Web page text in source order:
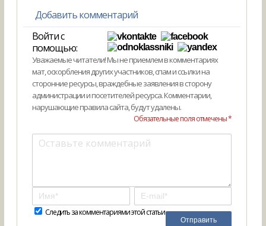
Добавить комментарий
Войти с
помощью:
Уважаемые читатели! Мы не приемлем в комментариях
мат, оскорбления других участников, спам и ссылки на
сторонние ресурсы, враждебные заявления в сторону
администрации и посетителей ресурса. Комментарии,
нарушающие правила сайта, будут удалены.
Обязательные поля отмечены *
Следить за комментариями этой статьи